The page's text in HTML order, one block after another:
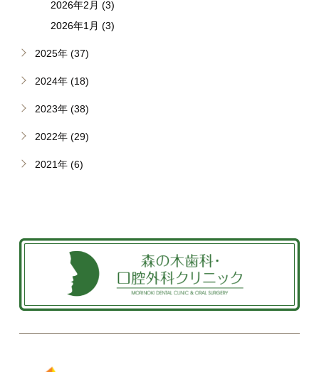
2026年2月 (3)
2026年1月 (3)
2025年 (37)
2024年 (18)
2023年 (38)
2022年 (29)
2021年 (6)